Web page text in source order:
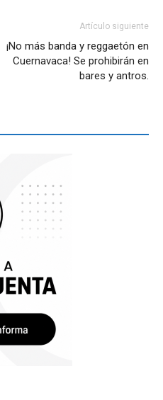
Artículo siguiente
¡No más banda y reggaetón en
Cuernavaca! Se prohibirán en
bares y antros.